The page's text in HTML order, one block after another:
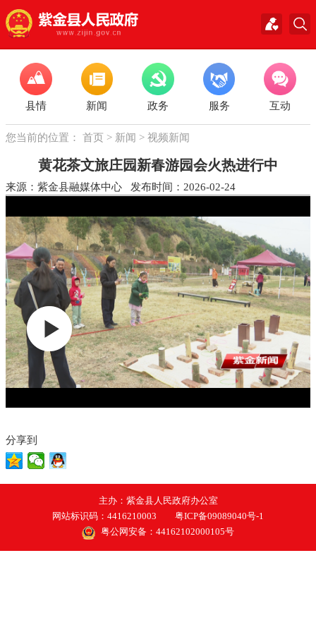
县情 新闻 政务 服务 互动
您当前的位置： 首页 > 新闻 > 视频新闻
黄花茶文旅庄园新春游园会火热进行中
来源：紫金县融媒体中心 发布时间：2026-02-24
分享到
主办：紫金县人民政府办公室
网站标识码：4416210003
粤ICP备09089040号-1
粤公网安备：44162102000105号